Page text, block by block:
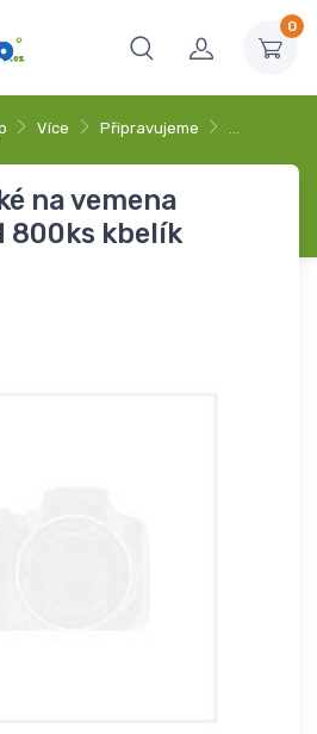
0
Více Připravujeme …
na vemena
800ks kbelík